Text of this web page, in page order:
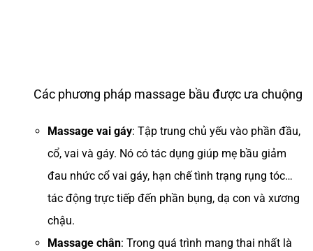
Các phương pháp massage bầu được ưa chuộng
Massage vai gáy: Tập trung chủ yếu vào phần đầu,
cổ, vai và gáy. Nó có tác dụng giúp mẹ bầu giảm
đau nhức cổ vai gáy, hạn chế tình trạng rụng tóc…
tác động trực tiếp đến phần bụng, dạ con và xương
chậu.
Massage chân: Trong quá trình mang thai nhất là